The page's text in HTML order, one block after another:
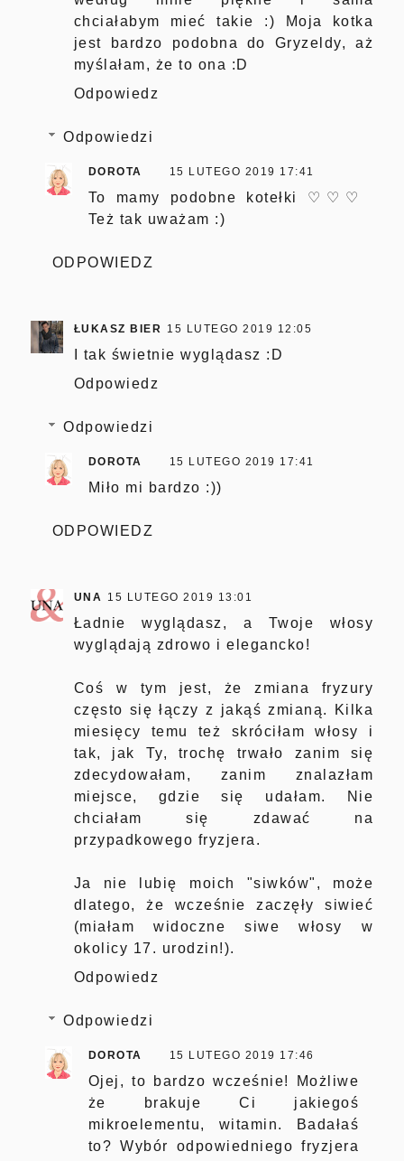
chciałabym mieć takie :) Moja kotka
jest bardzo podobna do Gryzeldy, aż
myślałam, że to ona :D
Odpowiedz
Odpowiedzi
DOROTA 15 LUTEGO 2019 17:41
To mamy podobne kotełki ♡♡♡
Też tak uważam :)
ODPOWIEDZ
ŁUKASZ BIER 15 LUTEGO 2019 12:05
I tak świetnie wyglądasz :D
Odpowiedz
Odpowiedzi
DOROTA 15 LUTEGO 2019 17:41
Miło mi bardzo :))
ODPOWIEDZ
UNA 15 LUTEGO 2019 13:01
Ładnie wyglądasz, a Twoje włosy
wyglądają zdrowo i elegancko!
Coś w tym jest, że zmiana fryzury
często się łączy z jakąś zmianą. Kilka
miesięcy temu też skróciłam włosy i
tak, jak Ty, trochę trwało zanim się
zdecydowałam, zanim znalazłam
miejsce, gdzie się udałam. Nie
chciałam się zdawać na
przypadkowego fryzjera.
Ja nie lubię moich "siwków", może
dlatego, że wcześnie zaczęły siwieć
(miałam widoczne siwe włosy w
okolicy 17. urodzin!).
Odpowiedz
Odpowiedzi
DOROTA 15 LUTEGO 2019 17:46
Ojej, to bardzo wcześnie! Możliwe
że brakuje Ci jakiegoś
mikroelementu, witamin. Badałaś
to? Wybór odpowiedniego fryzjera